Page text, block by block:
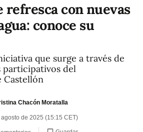
refresca con nuevas
conoce su
que surge a través de
participativos del
Castellón
Chacón Moratalla
agosto de 2025 (15:15 CET)